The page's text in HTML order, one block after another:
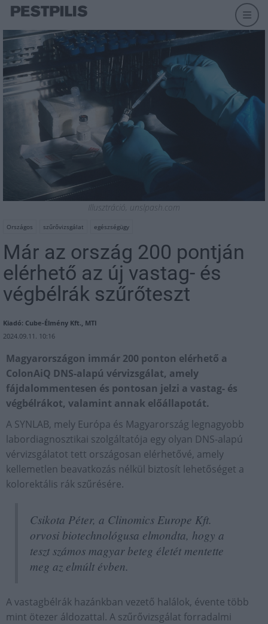
Illusztráció, unslpash.com
Országos szűrővizsgálat egészségügy
Már az ország 200 pontján
elérhető az új vastag- és
végbélrák szűrőteszt
Kiadó: Cube-Élmény Kft., MTI
2024.09.11. 10:16
Magyarországon immár 200 ponton elérhető a
ColonAiQ DNS-alapú vérvizsgálat, amely
fájdalommentesen és pontosan jelzi a vastag- és
végbélrákot, valamint annak előállapotát.
A SYNLAB, mely Európa és Magyarország legnagyobb
labordiagnosztikai szolgáltatója egy olyan DNS-alapú
vérvizsgálatot tett országosan elérhetővé, amely
kellemetlen beavatkozás nélkül biztosít lehetőséget a
kolorektális rák szűrésére.
Csikota Péter, a Clinomics Europe Kft.
orvosi biotechnológusa elmondta, hogy a
teszt számos magyar beteg életét mentette
meg az elmúlt évben.
A vastagbélrák hazánkban vezető halálok, évente több
mint ötezer áldozattal. A szűrővizsgálat forradalmi